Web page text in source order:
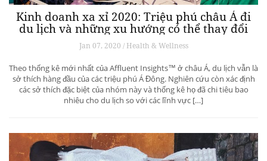
Kinh doanh xa xỉ 2020: Triệu phú châu Á đi
du lịch và những xu hướng có thể thay đổi
ngành du lịch thượng lưu
Jan 07, 2020 / Health & Wellness
Theo thống kê mới nhất của Affluent Insights™ ở châu Á, du lịch vẫn là
sở thích hàng đầu của các triệu phú Á Đông. Nghiên cứu còn xác định
các sở thích đặc biệt của nhóm này và thống kê họ đã chi tiêu bao
nhiêu cho du lịch so với các lĩnh vực […]